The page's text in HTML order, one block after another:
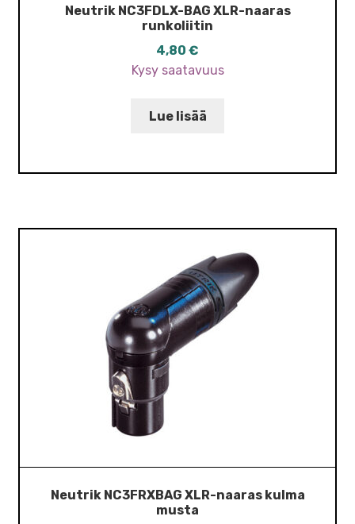
Neutrik NC3FDLX-BAG XLR-naaras
runkoliitin
4,80 €
Kysy saatavuus
Lue lisää
Neutrik NC3FRXBAG XLR-naaras kulma
musta